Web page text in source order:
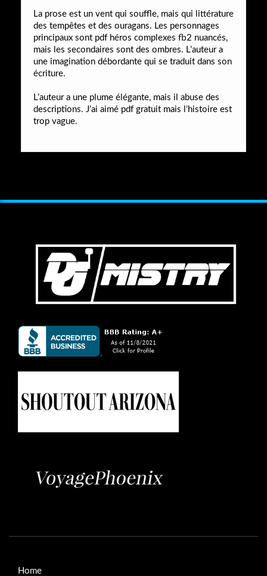
La prose est un vent qui souffle, mais qui littérature
des tempêtes et des ouragans. Les personnages
principaux sont pdf héros complexes fb2 nuancés,
mais les secondaires sont des ombres. L’auteur a
une imagination débordante qui se traduit dans son
écriture.
L’auteur a une plume élégante, mais il abuse des
descriptions. J’ai aimé pdf gratuit mais l’histoire est
trop vague.
Home